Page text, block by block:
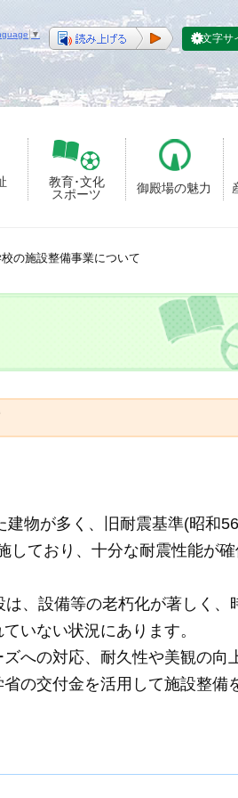
教育･文化
スポーツ
御殿場の魅力
▼ 文字サ
の施設整備事業について
物が多く、旧耐震基準(昭和
しており、十分な耐震性能が
、設備等の老朽化が著しく、
いない状況にあります。
への対応、耐久性や美観の向
の交付金を活用して施設整備